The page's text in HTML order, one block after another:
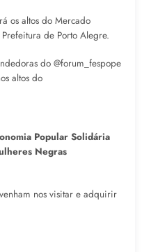
os altos do Mercado
de Porto Alegre.
do @forum_fespope
altos do
Popular Solidária
Negras
nos visitar e adquirir